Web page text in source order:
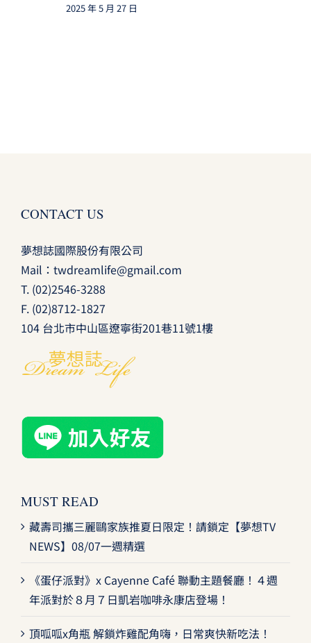
2025 年 5 月 27 日
CONTACT US
夢想誌國際股份有限公司
Mail： twdreamlife@gmail.com
T. (02)2546-3288
F. (02)8712-1827
104 台北市中山區遼寧街201巷11號1樓
MUST READ
藏壽司攜三麗鷗家族推夏日限定！請鎖定【夢想TV
NEWS】08/07一週精選
《蛋仔派對》x Cayenne Café 聯動主題餐廳！４週
年派對於８月７日凱岩咖啡永康店登場！
頂呱呱x角瓶 解鎖炸雞配角嗨，日常爽快新吃法！